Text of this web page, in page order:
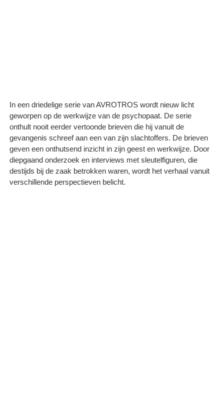
In een driedelige serie van AVROTROS wordt nieuw licht
geworpen op de werkwijze van de psychopaat. De serie
onthult nooit eerder vertoonde brieven die hij vanuit de
gevangenis schreef aan een van zijn slachtoffers. De brieven
geven een onthutsend inzicht in zijn geest en werkwijze. Door
diepgaand onderzoek en interviews met sleutelfiguren, die
destijds bij de zaak betrokken waren, wordt het verhaal vanuit
verschillende perspectieven belicht.